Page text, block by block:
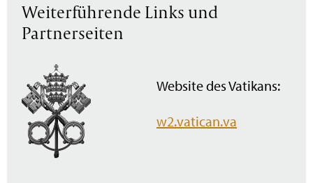
Weiterführende Links und
Partnerseiten
Website des Vatikans:
w2.vatican.va